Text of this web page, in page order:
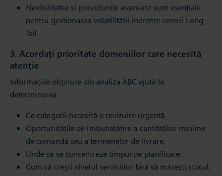
Flexibilitatea și previziunile avansate sunt esențiale
pentru gestionarea volatilității inerente cererii Long
Tail.
3. Acordați prioritate domeniilor care necesită
atenție
Informațiile obținute din analiza ABC ajută la
determinarea:
Ce categorii necesită o revizuire urgentă.
Oportunitățile de îmbunătățire a cantităților minime
de comandă sau a termenelor de livrare.
Unde să se concentreze timpul de planificare.
Cum să crești nivelul serviciilor fără să mărești stocul.